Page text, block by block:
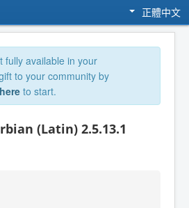
正體中文
fully available in your
to your community by
here to start.
(Latin) 2.5.13.1